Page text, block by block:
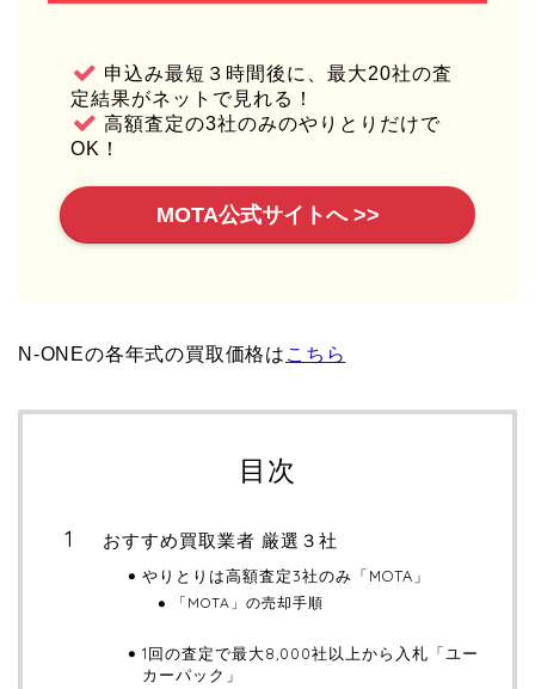
申込み最短３時間後に、最大20社の査
定結果がネットで見れる！
高額査定の3社のみのやりとりだけで
OK！
MOTA公式サイトへ >>
N-ONEの各年式の買取価格は こちら
目次
おすすめ買取業者 厳選３社
やりとりは高額査定3社のみ「MOTA」
「MOTA」の売却手順
1回の査定で最大8,000社以上から入札「ユー
カーパック」